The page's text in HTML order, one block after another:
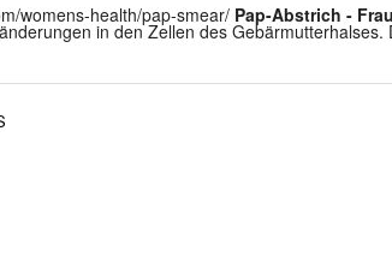
womens-health/pap-smear/ Pap-Abstrich -
in den Zellen des